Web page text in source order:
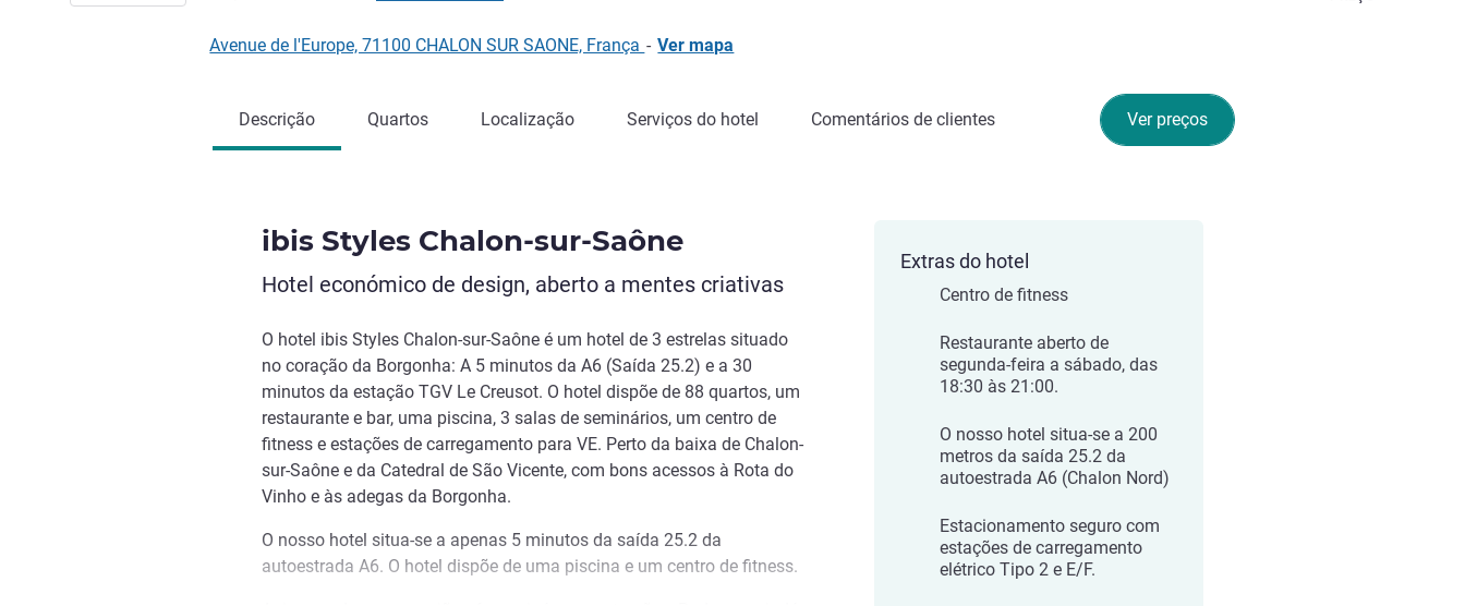
Avenue de l'Europe, 71100 CHALON SUR SAONE, França - Ver mapa
Ver preços
Descrição Quartos Localização Serviços do hotel Comentários de clientes
ibis Styles Chalon-sur-Saône
Hotel económico de design, aberto a mentes criativas
O hotel ibis Styles Chalon-sur-Saône é um hotel de 3 estrelas situado
no coração da Borgonha: A 5 minutos da A6 (Saída 25.2) e a 30
minutos da estação TGV Le Creusot. O hotel dispõe de 88 quartos, um
restaurante e bar, uma piscina, 3 salas de seminários, um centro de
fitness e estações de carregamento para VE. Perto da baixa de Chalon-
sur-Saône e da Catedral de São Vicente, com bons acessos à Rota do
Vinho e às adegas da Borgonha.
O nosso hotel situa-se a apenas 5 minutos da saída 25.2 da
autoestrada A6. O hotel dispõe de uma piscina e um centro de fitness.
Extras do hotel
Centro de fitness
Restaurante aberto de
segunda-feira a sábado, das
18:30 às 21:00.
O nosso hotel situa-se a 200
metros da saída 25.2 da
autoestrada A6 (Chalon Nord)
Estacionamento seguro com
estações de carregamento
elétrico Tipo 2 e E/F.